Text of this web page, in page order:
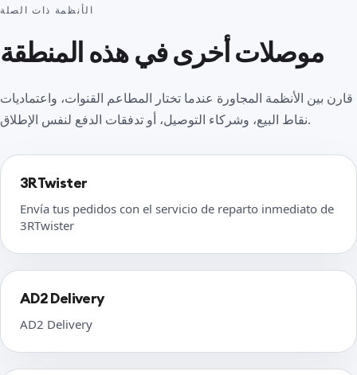
الأنظمة ذات الصلة
موصلات أخرى في هذه المنطقة
قارن بين الأنظمة المجاورة عندما تختار المطاعم القنوات، واعتماديات
نقاط البيع، وشركاء التوصيل، أو تدفقات الدفع لنفس الإطلاق.
3RTwister
Envía tus pedidos con el servicio de reparto inmediato de
3RTwister
AD2 Delivery
AD2 Delivery